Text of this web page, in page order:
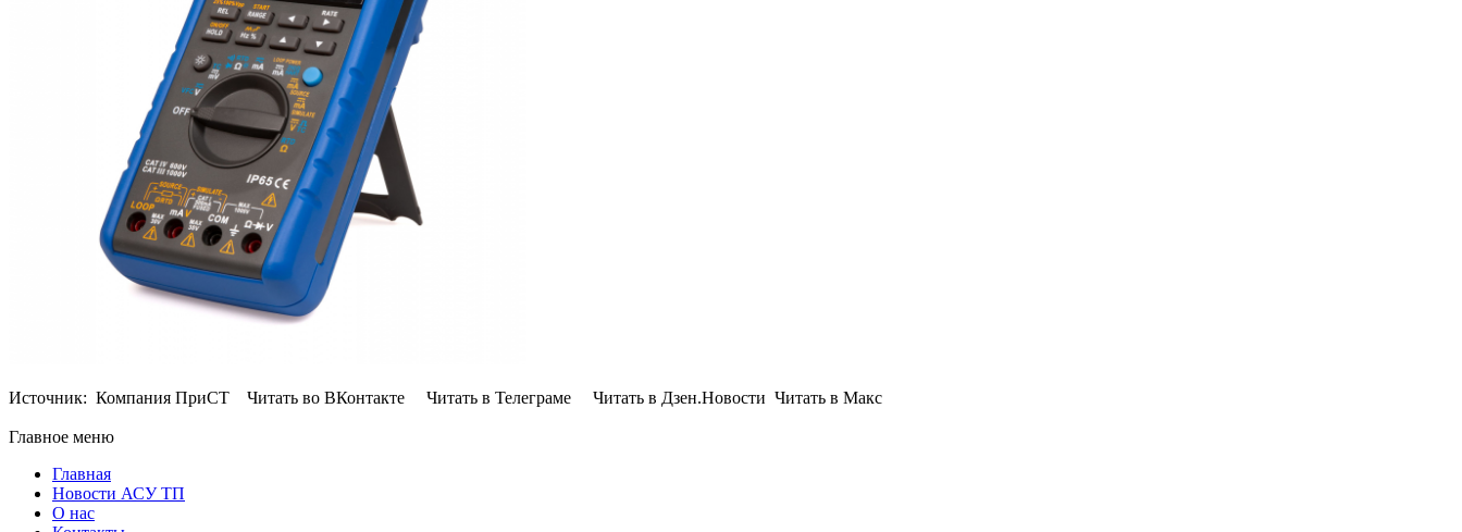
Источник: Компания ПриСТ Читать во ВКонтакте Читать в Телеграме Читать в Дзен.Новости Читать в Макс
Главное меню
Главная
Новости АСУ ТП
О нас